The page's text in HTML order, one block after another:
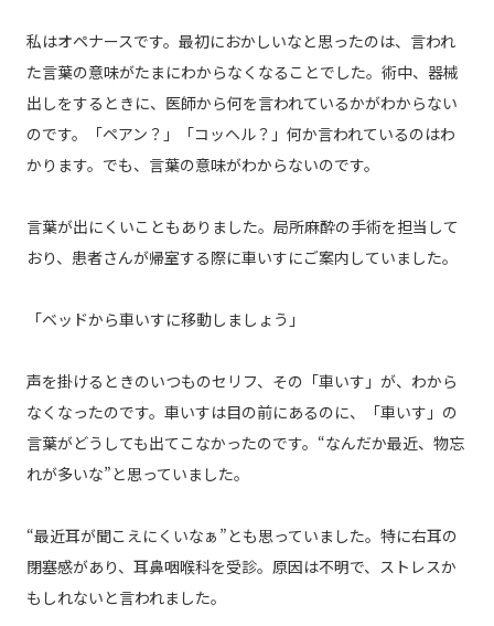
私はオペナースです。最初におかしいなと思ったのは、言われ
た言葉の意味がたまにわからなくなることでした。術中、器械
出しをするときに、医師から何を言われているかがわからない
のです。「ペアン？」「コッヘル？」何か言われているのはわ
かります。でも、言葉の意味がわからないのです。
言葉が出にくいこともありました。局所麻酔の手術を担当して
おり、患者さんが帰室する際に車いすにご案内していました。
「ベッドから車いすに移動しましょう」
声を掛けるときのいつものセリフ、その「車いす」が、わから
なくなったのです。車いすは目の前にあるのに、「車いす」の
言葉がどうしても出てこなかったのです。“なんだか最近、物忘
れが多いな”と思っていました。
“最近耳が聞こえにくいなぁ”とも思っていました。特に右耳の
閉塞感があり、耳鼻咽喉科を受診。原因は不明で、ストレスか
もしれないと言われました。